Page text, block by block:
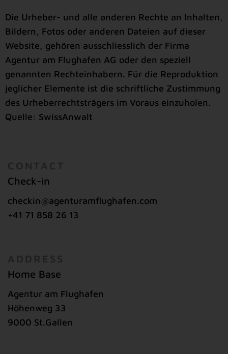
Die Urheber- und alle anderen Rechte an Inhalten,
Bildern, Fotos oder anderen Dateien auf dieser
Website, gehören ausschliesslich der Firma
Agentur am Flughafen AG oder den speziell
genannten Rechteinhabern. Für die Reproduktion
jeglicher Elemente ist die schriftliche Zustimmung
des Urheberrechtsträgers im Voraus einzuholen.
Quelle: SwissAnwalt
Check-in
checkin@agenturamflughafen.com
+41 71 858 26 13
Home Base
Agentur am Flughafen
Höhenweg 33
9000 St.Gallen